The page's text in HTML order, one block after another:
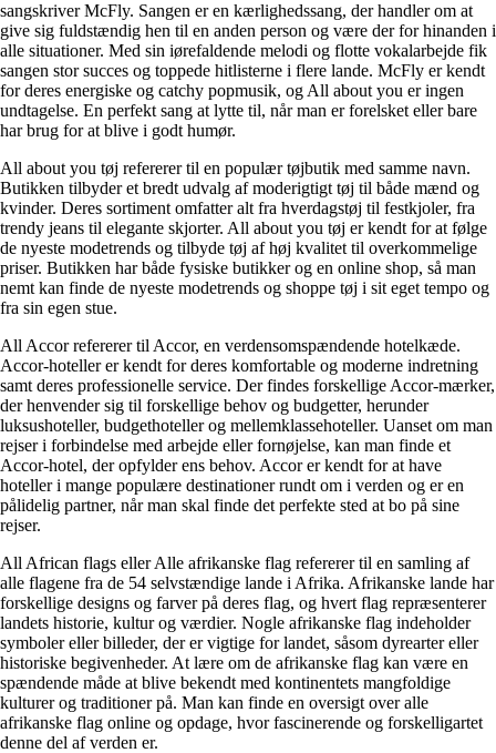
sangskriver McFly. Sangen er en kærlighedssang, der handler om at
give sig fuldstændig hen til en anden person og være der for hinanden i
alle situationer. Med sin iørefaldende melodi og flotte vokalarbejde fik
sangen stor succes og toppede hitlisterne i flere lande. McFly er kendt
for deres energiske og catchy popmusik, og All about you er ingen
undtagelse. En perfekt sang at lytte til, når man er forelsket eller bare
har brug for at blive i godt humør.
All about you tøj refererer til en populær tøjbutik med samme navn.
Butikken tilbyder et bredt udvalg af moderigtigt tøj til både mænd og
kvinder. Deres sortiment omfatter alt fra hverdagstøj til festkjoler, fra
trendy jeans til elegante skjorter. All about you tøj er kendt for at følge
de nyeste modetrends og tilbyde tøj af høj kvalitet til overkommelige
priser. Butikken har både fysiske butikker og en online shop, så man
nemt kan finde de nyeste modetrends og shoppe tøj i sit eget tempo og
fra sin egen stue.
All Accor refererer til Accor, en verdensomspændende hotelkæde.
Accor-hoteller er kendt for deres komfortable og moderne indretning
samt deres professionelle service. Der findes forskellige Accor-mærker,
der henvender sig til forskellige behov og budgetter, herunder
luksushoteller, budgethoteller og mellemklassehoteller. Uanset om man
rejser i forbindelse med arbejde eller fornøjelse, kan man finde et
Accor-hotel, der opfylder ens behov. Accor er kendt for at have
hoteller i mange populære destinationer rundt om i verden og er en
pålidelig partner, når man skal finde det perfekte sted at bo på sine
rejser.
All African flags eller Alle afrikanske flag refererer til en samling af
alle flagene fra de 54 selvstændige lande i Afrika. Afrikanske lande har
forskellige designs og farver på deres flag, og hvert flag repræsenterer
landets historie, kultur og værdier. Nogle afrikanske flag indeholder
symboler eller billeder, der er vigtige for landet, såsom dyrearter eller
historiske begivenheder. At lære om de afrikanske flag kan være en
spændende måde at blive bekendt med kontinentets mangfoldige
kulturer og traditioner på. Man kan finde en oversigt over alle
afrikanske flag online og opdage, hvor fascinerende og forskelligartet
denne del af verden er.